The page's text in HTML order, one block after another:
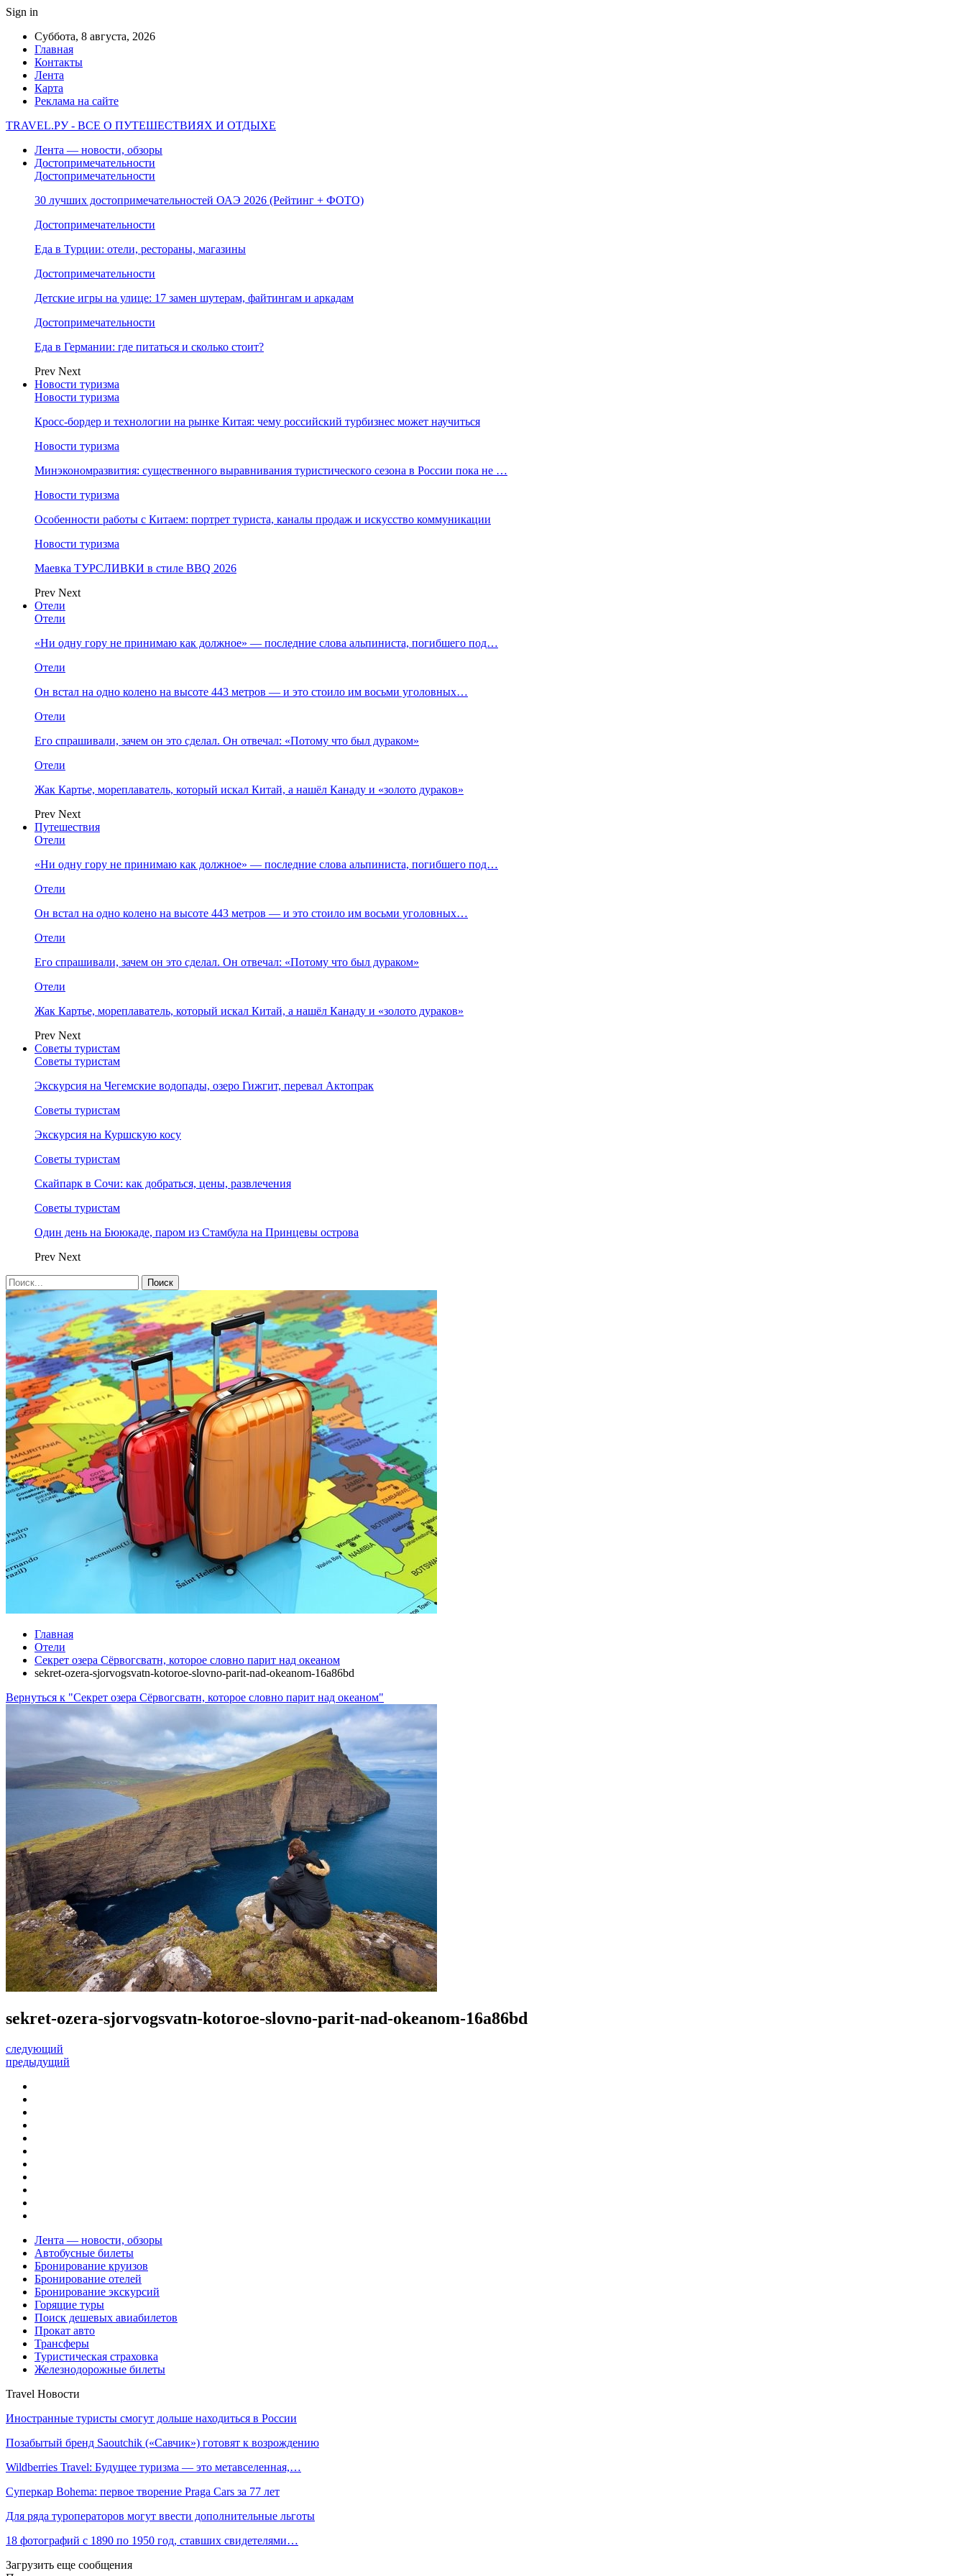
Sign in
Суббота, 8 августа, 2026
Главная
Контакты
Лента
Карта
Реклама на сайте
TRAVEL.РУ - ВСЕ О ПУТЕШЕСТВИЯХ И ОТДЫХЕ
Лента — новости, обзоры
Достопримечательности
Достопримечательности
30 лучших достопримечательностей ОАЭ 2026 (Рейтинг + ФОТО)
Достопримечательности
Еда в Турции: отели, рестораны, магазины
Достопримечательности
Детские игры на улице: 17 замен шутерам, файтингам и аркадам
Достопримечательности
Еда в Германии: где питаться и сколько стоит?
Prev Next
Новости туризма
Новости туризма
Кросс-бордер и технологии на рынке Китая: чему российский турбизнес может научиться
Новости туризма
Минэкономразвития: существенного выравнивания туристического сезона в России пока не …
Новости туризма
Особенности работы с Китаем: портрет туриста, каналы продаж и искусство коммуникации
Новости туризма
Маевка ТУРСЛИВКИ в стиле BBQ 2026
Prev Next
Отели
Отели
«Ни одну гору не принимаю как должное» — последние слова альпиниста, погибшего под…
Отели
Он встал на одно колено на высоте 443 метров — и это стоило им восьми уголовных…
Отели
Его спрашивали, зачем он это сделал. Он отвечал: «Потому что был дураком»
Отели
Жак Картье, мореплаватель, который искал Китай, а нашёл Канаду и «золото дураков»
Prev Next
Путешествия
Отели
«Ни одну гору не принимаю как должное» — последние слова альпиниста, погибшего под…
Отели
Он встал на одно колено на высоте 443 метров — и это стоило им восьми уголовных…
Отели
Его спрашивали, зачем он это сделал. Он отвечал: «Потому что был дураком»
Отели
Жак Картье, мореплаватель, который искал Китай, а нашёл Канаду и «золото дураков»
Prev Next
Советы туристам
Советы туристам
Экскурсия на Чегемские водопады, озеро Гижгит, перевал Актопрак
Советы туристам
Экскурсия на Куршскую косу
Советы туристам
Скайпарк в Сочи: как добраться, цены, развлечения
Советы туристам
Один день на Бююкаде, паром из Стамбула на Принцевы острова
Prev Next
Главная
Отели
Секрет озера Сёрвогсватн, которое словно парит над океаном
sekret-ozera-sjorvogsvatn-kotoroe-slovno-parit-nad-okeanom-16a86bd
Вернуться к "Секрет озера Сёрвогсватн, которое словно парит над океаном"
sekret-ozera-sjorvogsvatn-kotoroe-slovno-parit-nad-okeanom-16a86bd
следующий
предыдущий
Лента — новости, обзоры
Автобусные билеты
Бронирование круизов
Бронирование отелей
Бронирование экскурсий
Горящие туры
Поиск дешевых авиабилетов
Прокат авто
Трансферы
Туристическая страховка
Железнодорожные билеты
Travel Новости
Иностранные туристы смогут дольше находиться в России
Позабытый бренд Saoutchik («Савчик») готовят к возрождению
Wildberries Travel: Будущее туризма — это метавселенная,…
Суперкар Bohema: первое творение Praga Cars за 77 лет
Для ряда туроператоров могут ввести дополнительные льготы
18 фотографий с 1890 по 1950 год, ставших свидетелями…
Загрузить еще сообщения